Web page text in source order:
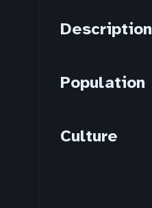
Description
Population
Culture